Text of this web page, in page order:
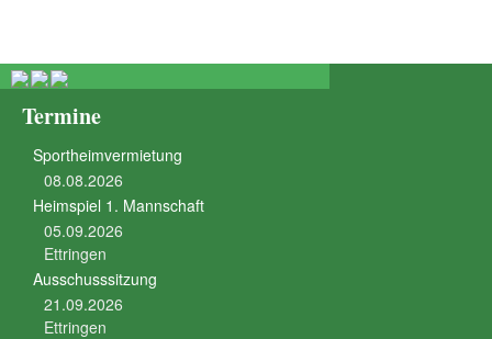
Termine
Sportheimvermietung
08.08.2026
Heimspiel 1. Mannschaft
05.09.2026
Ettringen
Ausschusssitzung
21.09.2026
Ettringen